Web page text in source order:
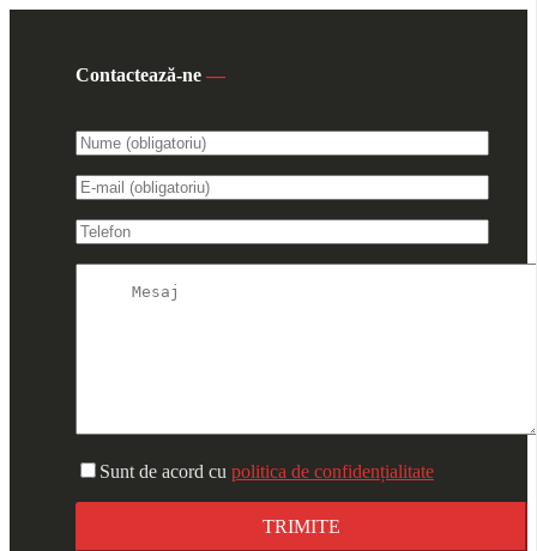
Contactează-ne —
Sunt de acord cu politica de confidențialitate